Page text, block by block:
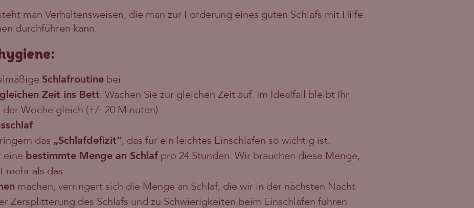
man Verhaltensweisen, die man zur Förderung eines guten Schlafs mit Hilfe
durchführen kann.
Schlafroutinebei
Zeit ins Bett. Wachen Sie zur gleichen Zeit auf. Im Idealfall bleibt Ihr
Woche gleich (+/- 20 Minuten).
das „Schlafdefizit“, das für ein leichtes Einschlafen so wichtig ist.
eine bestimmte Menge an Schlafpro 24 Stunden. Wir brauchen diese Menge,
mehr als das.
machen, verringert sich die Menge an Schlaf, die wir in der nächsten Nacht
Zersplitterung des Schlafs und zu Schwierigkeiten beim Einschlafen führen